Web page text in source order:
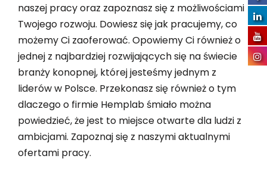
naszej pracy oraz zapoznasz się z możliwościami
Twojego rozwoju. Dowiesz się jak pracujemy, co
możemy Ci zaoferować. Opowiemy Ci również o
jednej z najbardziej rozwijających się na świecie
branży konopnej, której jesteśmy jednym z
liderów w Polsce. Przekonasz się również o tym
dlaczego o firmie Hemplab śmiało można
powiedzieć, że jest to miejsce otwarte dla ludzi z
ambicjami. Zapoznaj się z naszymi aktualnymi
ofertami pracy.